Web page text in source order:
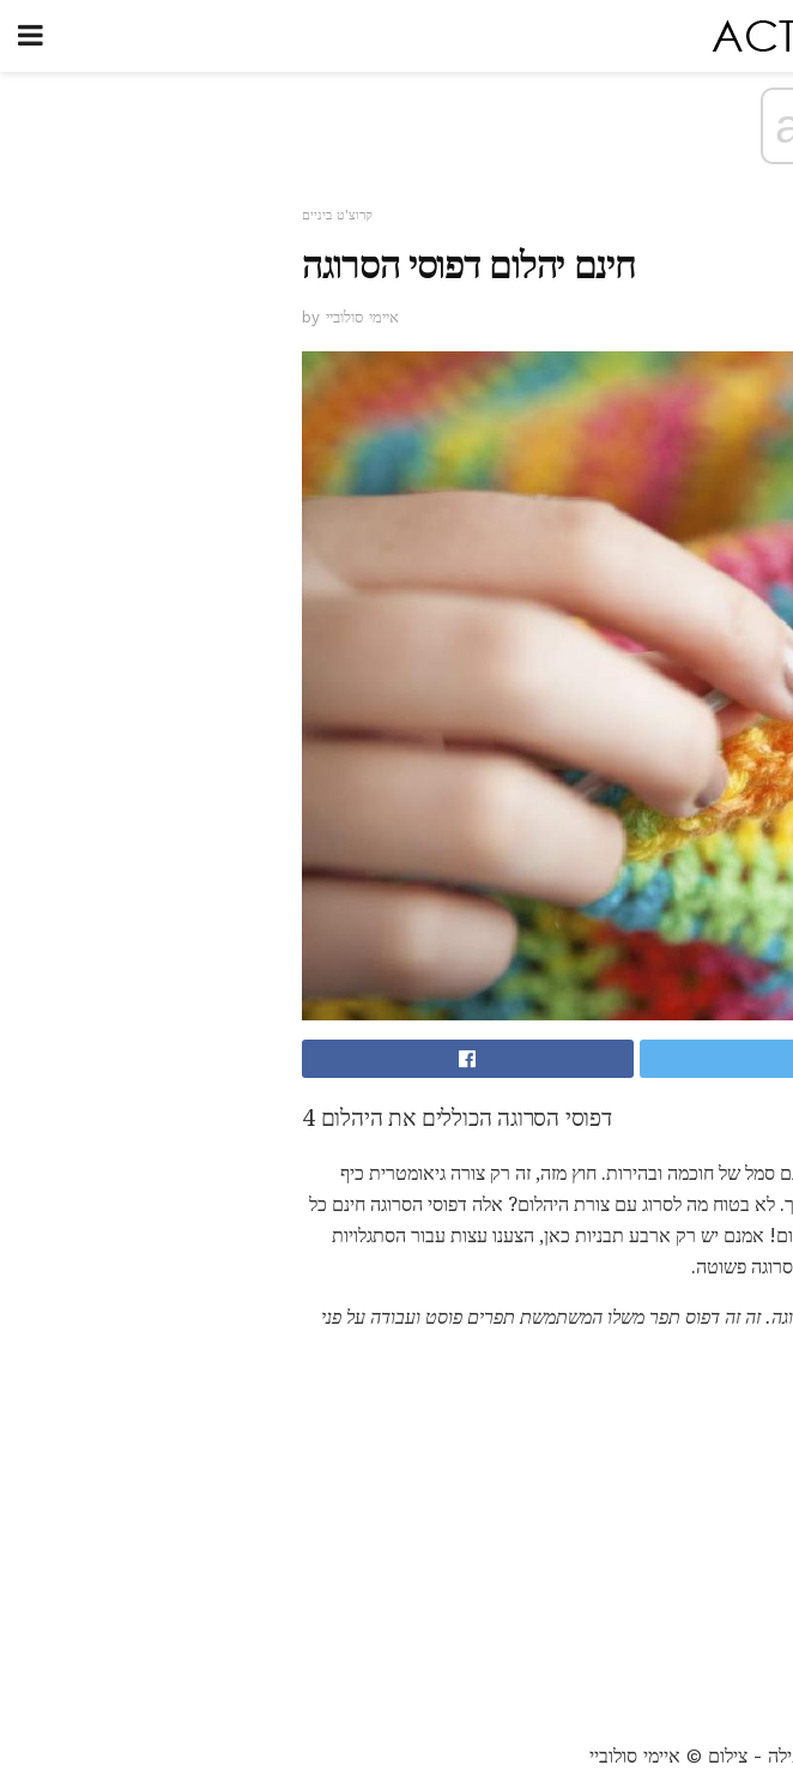
קרוצ'ט ביניים
חינם יהלום דפוסי הסרוגה
by איימי סולוביי
4 דפוסי הסרוגה הכוללים את היהלום
של חוכמה ובהירות. חוץ מזה, זה רק צורה גיאומטרית כיף
לא בטוח מה לסרוג עם צורת היהלום? אלה דפוסי הסרוגה חינם כל
אמנם יש רק ארבע תבניות כאן, הצענו עצות עבור הסתגלויות
פשוטה.
זה זה דפוס תפר משלו המשתמשת תפרים פוסט ועבודה על פני
- צילום © איימי סולוביי